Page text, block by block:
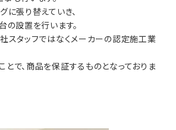
に張り替えていき、
の設置を行います。
スタッフではなくメーカーの認定施工業
で、商品を保証するものとなっておりま